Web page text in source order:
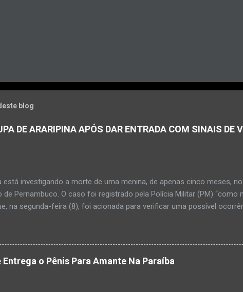
blog
DE ARARIPINA APÓS DAR ENTRADA COM SINAIS DE
está investigando a morte de uma menina, de apenas cinco meses,
de Pernambuco. O caso foi registrado pela Polícia Militar (PM) “como
na segunda-feira (8), foi acionada para verificar uma possível
da PM mostra que, segundo informações passadas pela equipe
de desidratação e desnutrição, além de apresentar ruptura anal
que a criança estava apresentando, desde sábado (6), alguns sinais
pais só levaram a menina para UPA após uma piora no estado de
o Pênis Para Amante Na Paraíba